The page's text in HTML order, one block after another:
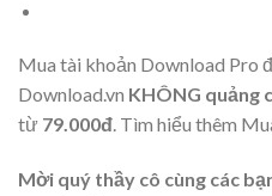
Mua tài khoản Download Pro
Download.vn KHÔNG quảng
từ 79.000đ. Tìm hiểu thêm
Mời quý thầy cô cùng các